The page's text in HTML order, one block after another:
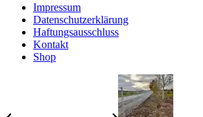
Impressum
Datenschutzerklärung
Haftungsausschluss
Kontakt
Shop